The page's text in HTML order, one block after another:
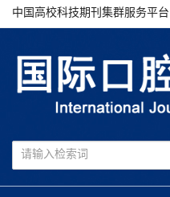
中国高校科技期刊集群服务平台